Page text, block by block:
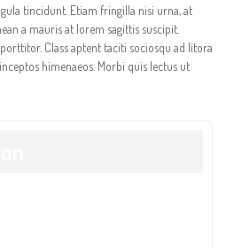
tincidunt. Etiam fringilla nisi urna, at
a mauris at lorem sagittis suscipit.
Class aptent taciti sociosqu ad litora
himenaeos. Morbi quis lectus ut